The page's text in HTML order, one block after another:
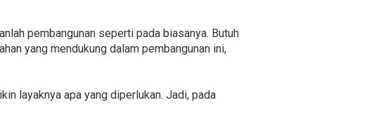
pembangunan seperti pada biasanya. Butuh
yang mendukung dalam pembangunan ini,
layaknya apa yang diperlukan. Jadi, pada